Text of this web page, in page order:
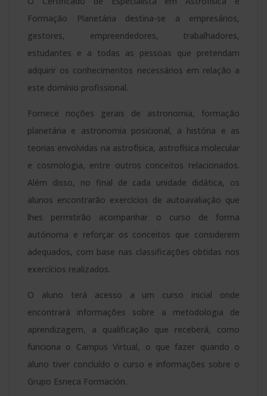
Formação Planetária destina-se a empresários,
gestores, empreendedores, trabalhadores,
estudantes e a todas as pessoas que pretendam
adquirir os conhecimentos necessários em relação a
este domínio profissional.
Fornece noções gerais de astronomia, formação
planetária e astronomia posicional, a história e as
teorias envolvidas na astrofísica, astrofísica molecular
e cosmologia, entre outros conceitos relacionados.
Além disso, no final de cada unidade didática, os
alunos encontrarão exercícios de autoavaliação que
lhes permitirão acompanhar o curso de forma
autónoma e reforçar os conceitos que considerem
adequados, com base nas classificações obtidas nos
exercícios realizados.
O aluno terá acesso a um curso inicial onde
encontrará informações sobre a metodologia de
aprendizagem, a qualificação que receberá, como
funciona o Campus Virtual, o que fazer quando o
aluno tiver concluído o curso e informações sobre o
Grupo Esneca Formación.